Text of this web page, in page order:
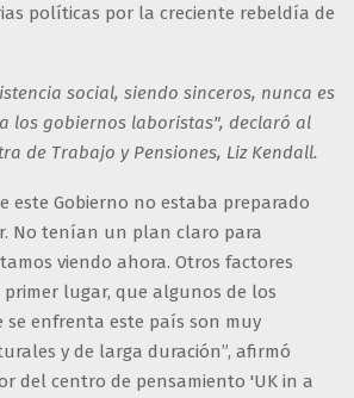
políticas por la creciente rebeldía de
social, siendo sinceros, nunca es
los gobiernos laboristas", declaró al
de Trabajo y Pensiones, Liz Kendall.
este Gobierno no estaba preparado
No tenían un plan claro para
viendo ahora. Otros factores
lugar, que algunos de los
se enfrenta este país son muy
y de larga duración”, afirmó
del centro de pensamiento 'UK in a